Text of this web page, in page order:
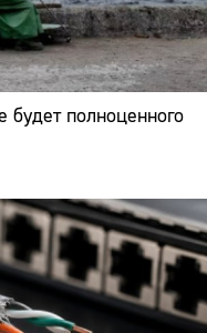
полноценного